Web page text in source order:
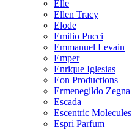
Elle
Ellen Tracy
Elode
Emilio Pucci
Emmanuel Levain
Emper
Enrique Iglesias
Eon Productions
Ermenegildo Zegna
Escada
Escentric Molecules
Espri Parfum